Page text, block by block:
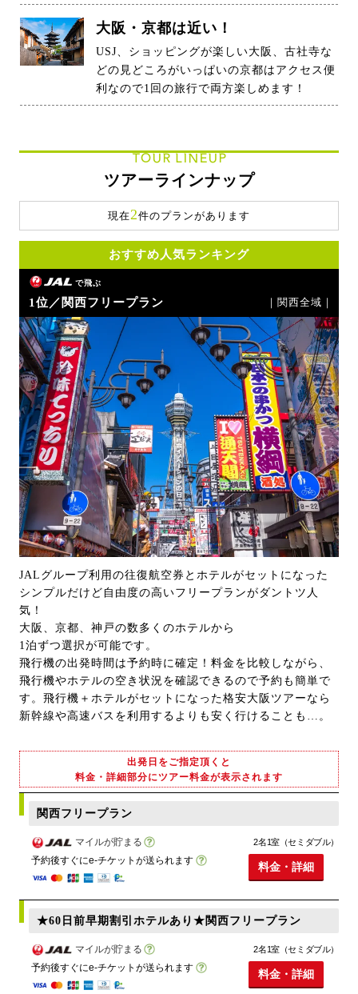
大阪・京都は近い！
USJ、ショッピングが楽しい大阪、古社寺な
どの見どころがいっぱいの京都はアクセス便
利なので1回の旅行で両方楽しめます！
TOUR LINEUP
ツアーラインナップ
現在2件のプランがあります
おすすめ人気ランキング
で飛ぶ
1位／関西フリープラン ｜関西全域｜
JALグループ利用の往復航空券とホテルがセットになった
シンプルだけど自由度の高いフリープランがダントツ人
気！
大阪、京都、神戸の数多くのホテルから
1泊ずつ選択が可能です。
飛行機の出発時間は予約時に確定！料金を比較しながら、
飛行機やホテルの空き状況を確認できるので予約も簡単で
す。飛行機＋ホテルがセットになった格安大阪ツアーなら
新幹線や高速バスを利用するよりも安く行けることも…。
出発日をご指定頂くと
料金・詳細部分にツアー料金が表示されます
関西フリープラン
マイルが貯まる
予約後すぐにe-チケットが送られます
2名1室（セミダブル）
料金・詳細
★60日前早期割引ホテルあり★関西フリープラン
マイルが貯まる
予約後すぐにe-チケットが送られます
2名1室（セミダブル）
料金・詳細